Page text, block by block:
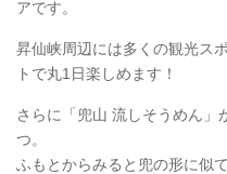
アです。
昇仙峡周辺には多くの観光ス
トで丸1日楽しめます！
さらに「兜山 流しそうめん」
つ。
ふもとからみると兜の形に似